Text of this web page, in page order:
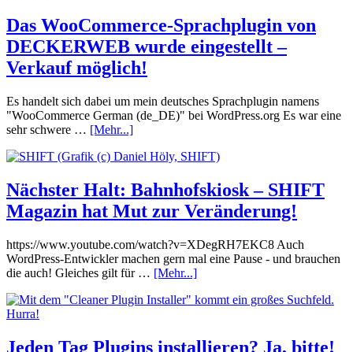
Das WooCommerce-Sprachplugin von
DECKERWEB wurde eingestellt –
Verkauf möglich!
Es handelt sich dabei um mein deutsches Sprachplugin namens
"WooCommerce German (de_DE)" bei WordPress.org Es war eine
sehr schwere … [Mehr...]
Nächster Halt: Bahnhofskiosk – SHIFT
Magazin hat Mut zur Veränderung!
https://www.youtube.com/watch?v=XDegRH7EKC8 Auch
WordPress-Entwickler machen gern mal eine Pause - und brauchen
die auch! Gleiches gilt für … [Mehr...]
Jeden Tag Plugins installieren? Ja, bitte!